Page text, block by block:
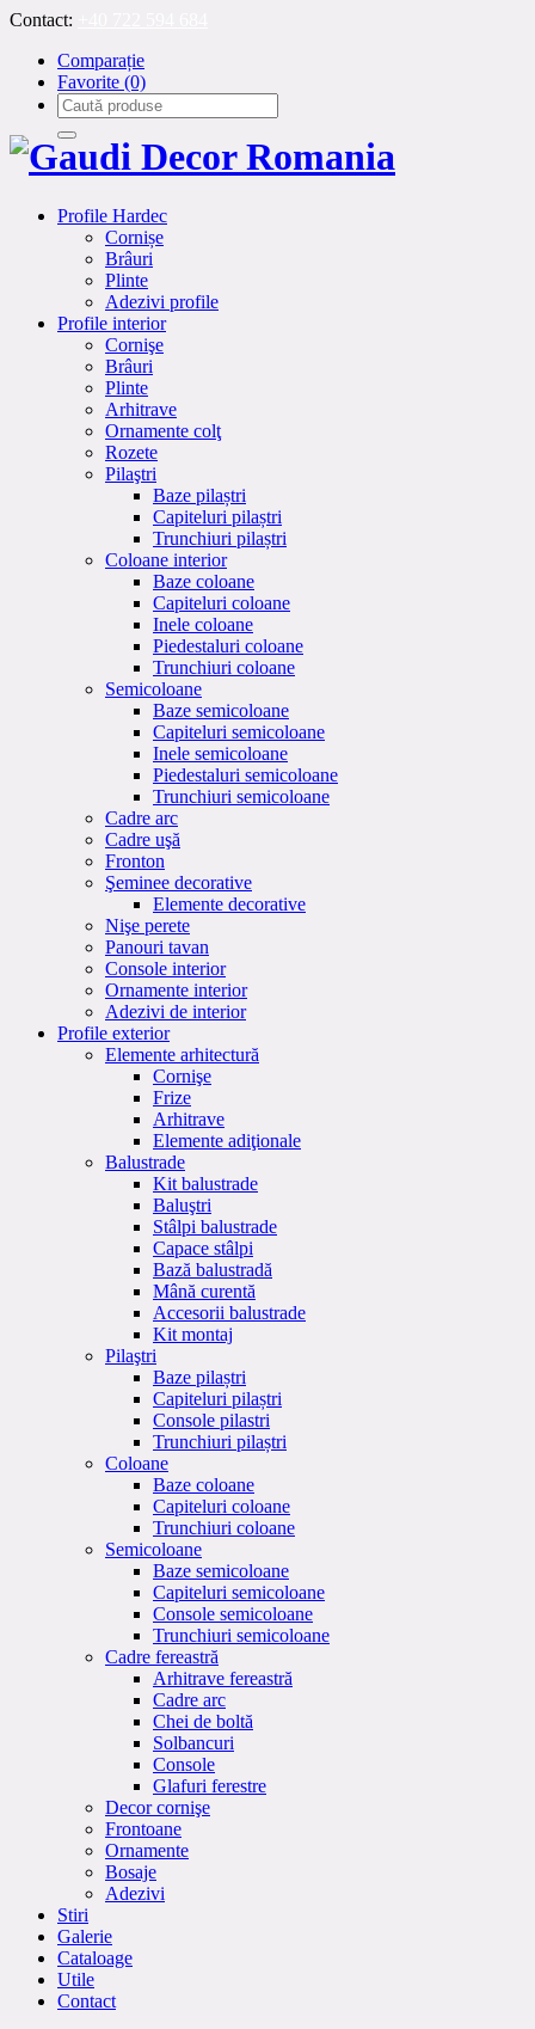
Contact:
Comparație
Favorite (0)
Profile Hardec
Cornișe
Brâuri
Plinte
Adezivi profile
Profile interior
Cornişe
Brâuri
Plinte
Arhitrave
Ornamente colţ
Rozete
Pilaştri
Baze pilaștri
Capiteluri pilaștri
Trunchiuri pilaștri
Coloane interior
Baze coloane
Capiteluri coloane
Inele coloane
Piedestaluri coloane
Trunchiuri coloane
Semicoloane
Baze semicoloane
Capiteluri semicoloane
Inele semicoloane
Piedestaluri semicoloane
Trunchiuri semicoloane
Cadre arc
Cadre uşă
Fronton
Şeminee decorative
Elemente decorative
Nişe perete
Panouri tavan
Console interior
Ornamente interior
Adezivi de interior
Profile exterior
Elemente arhitectură
Cornişe
Frize
Arhitrave
Elemente adiţionale
Balustrade
Kit balustrade
Baluştri
Stâlpi balustrade
Capace stâlpi
Bază balustradă
Mână curentă
Accesorii balustrade
Kit montaj
Pilaştri
Baze pilaștri
Capiteluri pilaștri
Console pilastri
Trunchiuri pilaștri
Coloane
Baze coloane
Capiteluri coloane
Trunchiuri coloane
Semicoloane
Baze semicoloane
Capiteluri semicoloane
Console semicoloane
Trunchiuri semicoloane
Cadre fereastră
Arhitrave fereastră
Cadre arc
Chei de boltă
Solbancuri
Console
Glafuri ferestre
Decor cornişe
Frontoane
Ornamente
Bosaje
Adezivi
Stiri
Galerie
Cataloage
Utile
Contact